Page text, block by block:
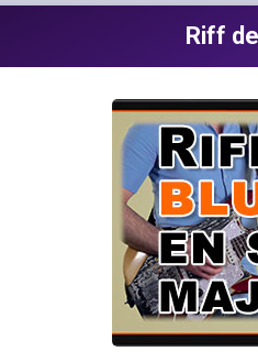
Riff